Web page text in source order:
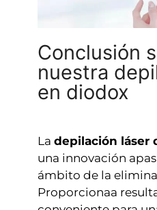
Conclusión
nuestra
en diodox
La depilación láser
una innovación
ámbito de la
Proporcionaa